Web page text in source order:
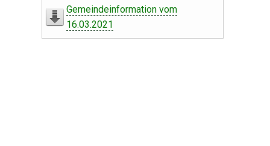
Leben in Oberdorf
Gemeindeinformation vom
16.03.2021